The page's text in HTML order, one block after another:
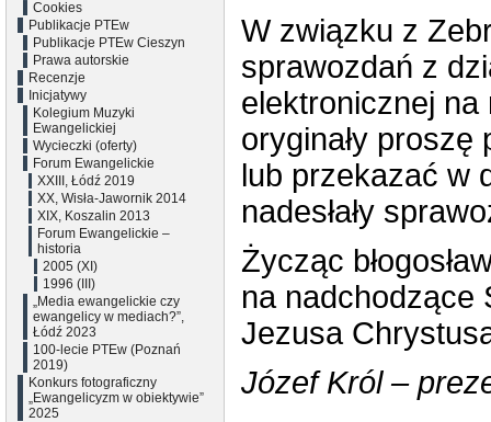
Cookies
Publikacje PTEw
Publikacje PTEw Cieszyn
Prawa autorskie
Recenzje
Inicjatywy
Kolegium Muzyki
Ewangelickiej
Wycieczki (oferty)
Forum Ewangelickie
XXIII, Łódź 2019
XX, Wisła-Jawornik 2014
XIX, Koszalin 2013
Forum Ewangelickie –
historia
2005 (XI)
1996 (III)
„Media ewangelickie czy
ewangelicy w mediach?”,
Łódź 2023
100-lecie PTEw (Poznań
2019)
Konkurs fotograficzny
„Ewangelicyzm w obiektywie”
2025
W związku z
sprawozdań z
elektronicznej na
oryginały proszę
lub przekazać w
nadesłały
Życząc
na nadchodzące
Jezusa
Józef Król –